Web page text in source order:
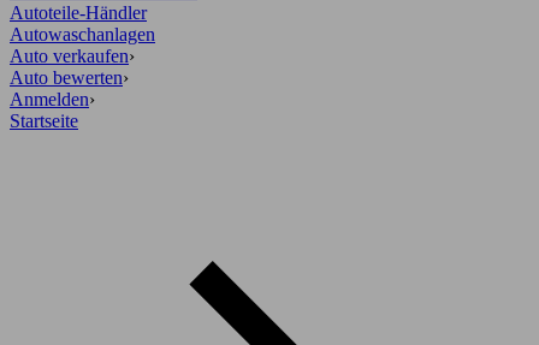
Autoteile-Händler
Autowaschanlagen
Auto verkaufen›
Auto bewerten›
Anmelden›
Startseite